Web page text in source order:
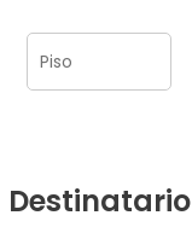
Destinatario